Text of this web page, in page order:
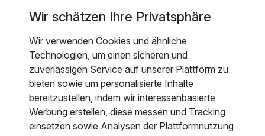
historischen Flair und bietet für Hochzeitsgäste alles was
Die kirchliche Trauung findet direkt in der Kartausenkirche
statt. Diese beeindruckt von außen mit dem gotischen
Dachreiter welcher weit in den Himmel ragt.
Im Inneren der Kirche sieht man das 1457 eingezogene
spätgotische Kappengewölbe mit barocken
Deckenfresken.
Die Kartausenkirche ist eine helle, freundlich ausgestattete
Wir schätzen Ihre Privatsphäre
Wir verwenden Cookies und ähnliche
Technologien, um einen sicheren und
zuverlässigen Service auf unserer Plattform zu
bieten sowie um personalisierte Inhalte
bereitzustellen, indem wir interessenbasierte
Werbung erstellen, diese messen und Tracking
einsetzen sowie Analysen der Plattformnutzung